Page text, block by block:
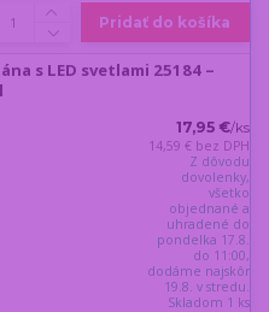
Pridať do košíka
s LED svetlami 25184 –
17,95 €/ks
14,59 € bez DPH
Z dôvodu
dovolenky,
všetko
objednané a
uhradené do
pondelka 17.8.
do 11:00,
dodáme najskôr
19.8. v stredu.
Skladom 1 ks